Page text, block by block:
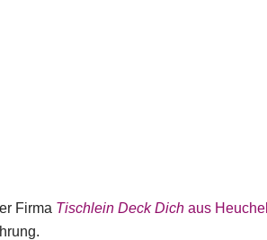
Firma Tischlein Deck Dich aus